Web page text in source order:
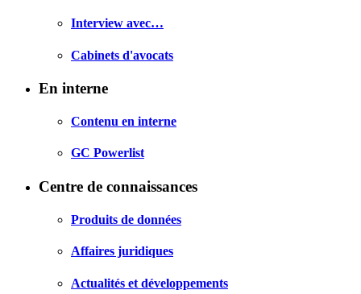
Interview avec…
Cabinets d'avocats
En interne
Contenu en interne
GC Powerlist
Centre de connaissances
Produits de données
Affaires juridiques
Actualités et développements